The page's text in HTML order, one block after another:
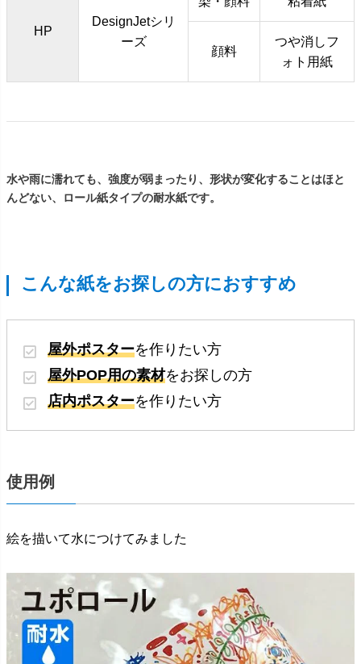
HP
DesignJetシリ
ーズ
顔料
つや消しフ
ォト用紙
水や雨に濡れても、強度が弱まったり、形状が変化することはほと
んどない、ロール紙タイプの耐水紙です。
こんな紙をお探しの方におすすめ
屋外ポスターを作りたい方
屋外POP用の素材をお探しの方
店内ポスターを作りたい方
使用例
絵を描いて水につけてみました